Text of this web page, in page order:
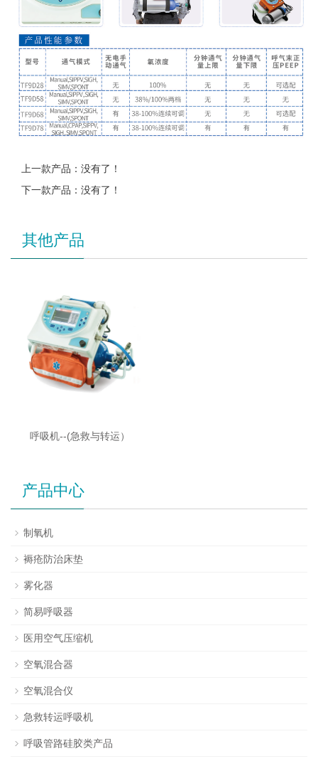
上一款产品：没有了！
下一款产品：没有了！
其他产品
呼吸机--(急救与转运）
产品中心
制氧机
褥疮防治床垫
雾化器
简易呼吸器
医用空气压缩机
空氧混合器
空氧混合仪
急救转运呼吸机
呼吸管路硅胶类产品